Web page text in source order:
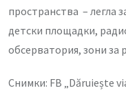
пространства – легла
детски площадки,
обсерватория, зони за
Снимки: FB „Dăruiește